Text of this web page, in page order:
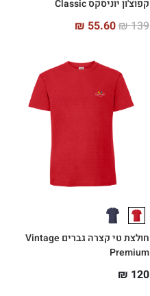
קפוצ'ון יוניסקס Classic
₪139
₪ 55.60
חולצת טי קצרה גברים Vintage
Premium
₪ 120